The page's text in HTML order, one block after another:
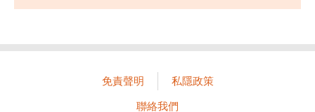
免責聲明
私隱政策
聯絡我們